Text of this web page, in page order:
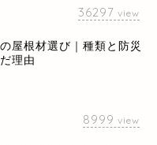
36297 view
屋根材選び｜種類と防災
理由
8999 view